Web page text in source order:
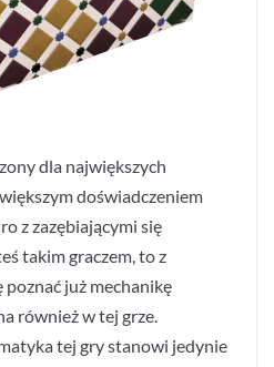
dla największych
doświadczeniem
z zazębiającymi się
takim graczem, to z
poznać już mechanikę
również w tej grze.
tej gry stanowi jedynie